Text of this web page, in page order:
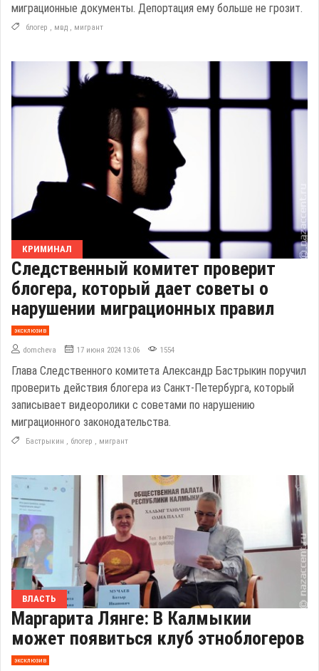
миграционные документы. Депортация ему больше не грозит.
блогер , мвд , мигрант
КРИМИНАЛ
Следственный комитет проверит
блогера, который дает советы о
нарушении миграционных правил
эксклюзив
domcheva 17 июня 2024 13:06 1554
Глава Следственного комитета Александр Бастрыкин поручил
проверить действия блогера из Санкт-Петербурга, который
записывает видеоролики с советами по нарушению
миграционного законодательства.
Бастрыкин , блогер , мигрант
ВЛАСТЬ
Маргарита Лянге: В Калмыкии
может появиться клуб этноблогеров
эксклюзив